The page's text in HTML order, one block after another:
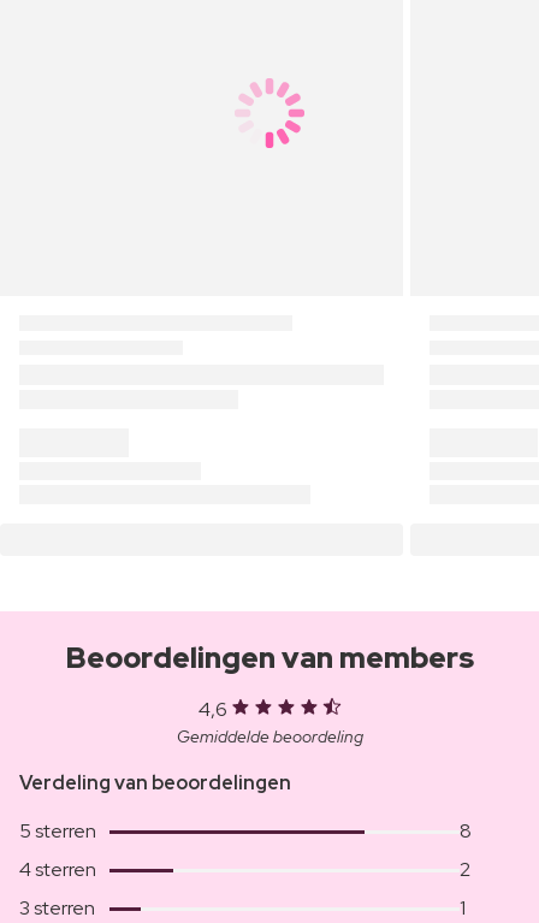
Beoordelingen van members
4,6
Gemiddelde beoordeling
Verdeling van beoordelingen
5 sterren
8
4 sterren
2
3 sterren
1